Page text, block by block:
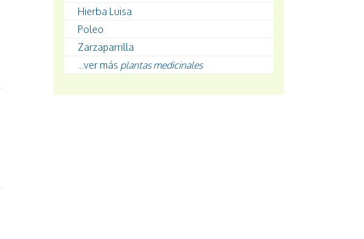
Hierba Luisa
Poleo
Zarzaparrilla
...ver más plantas medicinales